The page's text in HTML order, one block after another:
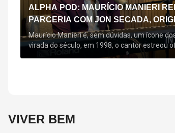
ALPHA POD: MAURÍCIO MANIERI
PARCERIA COM JON SECADA,
QUERER" E MAIS
Maurício Manieri é, sem dúvidas, um ícone
virada do século, em 1998, o cantor estreou
seu primeiro disco, "A Noite Inteira", no qual
Querer" e "Minha Menina". Em 2026, o astro
VIVER BEM